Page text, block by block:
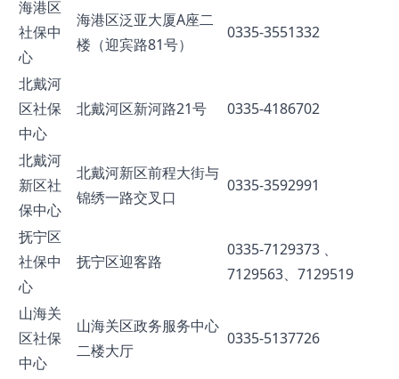
海港区
社保中
心
海港区泛亚大厦A座二
楼（迎宾路81号）
0335-3551332
北戴河
区社保
中心
北戴河区新河路21号 0335-4186702
北戴河
新区社
保中心
北戴河新区前程大街与
锦绣一路交叉口
0335-3592991
抚宁区
社保中
心
抚宁区迎客路
0335-7129373 、
7129563、7129519
山海关
区社保
中心
山海关区政务服务中心
二楼大厅
0335-5137726